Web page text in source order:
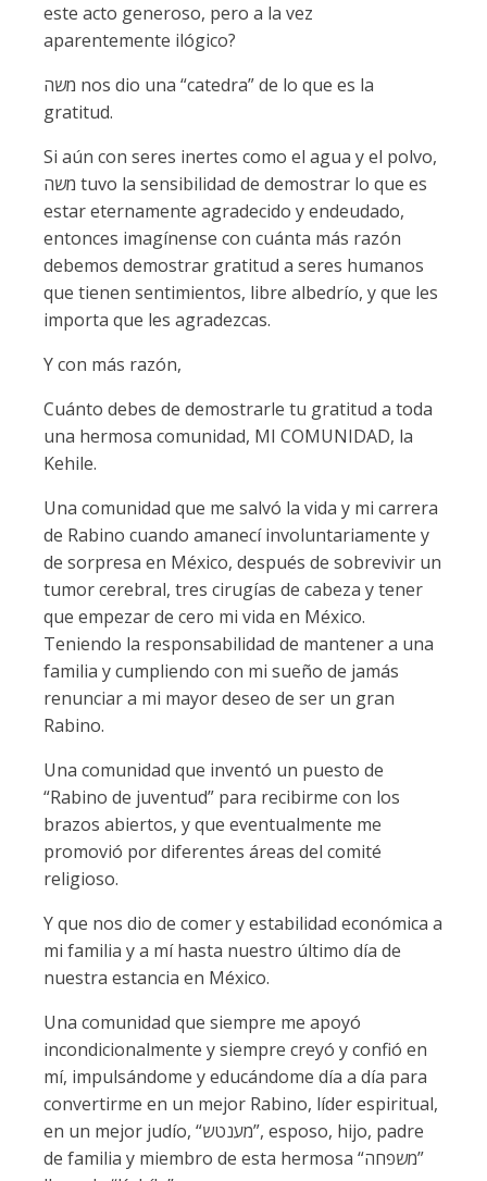
este acto generoso, pero a la vez
aparentemente ilógico?
משה nos dio una “catedra” de lo que es la
gratitud.
Si aún con seres inertes como el agua y el polvo,
משה tuvo la sensibilidad de demostrar lo que es
estar eternamente agradecido y endeudado,
entonces imagínense con cuánta más razón
debemos demostrar gratitud a seres humanos
que tienen sentimientos, libre albedrío, y que les
importa que les agradezcas.
Y con más razón,
Cuánto debes de demostrarle tu gratitud a toda
una hermosa comunidad, MI COMUNIDAD, la
Kehile.
Una comunidad que me salvó la vida y mi carrera
de Rabino cuando amanecí involuntariamente y
de sorpresa en México, después de sobrevivir un
tumor cerebral, tres cirugías de cabeza y tener
que empezar de cero mi vida en México.
Teniendo la responsabilidad de mantener a una
familia y cumpliendo con mi sueño de jamás
renunciar a mi mayor deseo de ser un gran
Rabino.
Una comunidad que inventó un puesto de
“Rabino de juventud” para recibirme con los
brazos abiertos, y que eventualmente me
promovió por diferentes áreas del comité
religioso.
Y que nos dio de comer y estabilidad económica a
mi familia y a mí hasta nuestro último día de
nuestra estancia en México.
Una comunidad que siempre me apoyó
incondicionalmente y siempre creyó y confió en
mí, impulsándome y educándome día a día para
convertirme en un mejor Rabino, líder espiritual,
en un mejor judío, “מענטש”, esposo, hijo, padre
de familia y miembro de esta hermosa “משפחה”